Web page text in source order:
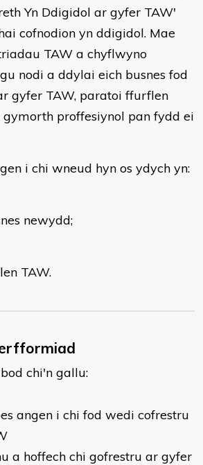
Yn Ddigidol ar gyfer TAW'
cofnodion yn ddigidol. Mae
TAW a chyflwyno
nodi a ddylai eich busnes fod
gyfer TAW, paratoi ffurflen
proffesiynol pan fydd ei
i chi wneud hyn os ydych yn:
newydd;
TAW.
chi'n gallu:
angen i chi fod wedi cofrestru
a hoffech chi gofrestru ar gyfer